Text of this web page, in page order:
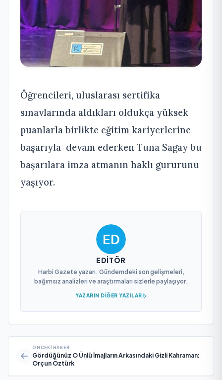
Öğrencileri, uluslarası sertifika
sınavlarında aldıkları oldukça yüksek
puanlarla birlikte eğitim kariyerlerine
başarıyla devam ederken Tuna Sagay bu
başarılara imza atmanın haklı gururunu
yaşıyor.
EDITÖR
Harbi Gazete yazarı. Gündemdeki son gelişmeleri,
bağımsız analizleri ve araştırmaları sizlerle paylaşıyor.
YAZARIN DIĞER YAZILARI
ÖNCEKI HABER
Gördüğünüz O Ünlü İmajların Arkasındaki Gizli Kahraman:
Orçun Öztürk